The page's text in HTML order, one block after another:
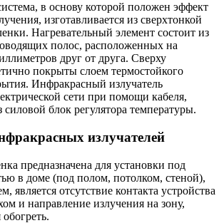
в основу которой положен эффект
изготавливается из сверхтонкой
Нагревательный элемент состоит из
полос, расположенных на
друг от друга. Сверху
покрыты слоем термостойкого
Инфракрасный излучатель
сети при помощи кабеля,
силовой блок регулятора температуры.
излучателей
предназначена для установки под
в доме (под полом, потолком, стеной),
является отсутствие контакта устройства
и направление излучения на зону,